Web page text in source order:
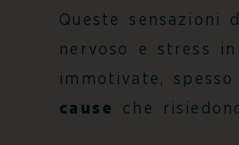
Queste sensazioni
nervoso e stress in
immotivate, spesso
cause
che